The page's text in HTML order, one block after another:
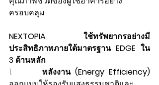
ครอบคลุม
NEXTOPIA ใช้ทรัพยากรอย่างมี
ประสิทธิภาพภายใต้มาตรฐาน EDGE ใน
3 ด้านหลัก
1. พลังงาน (Energy Efficiency)